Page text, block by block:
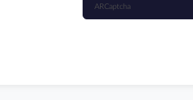
ARCaptcha